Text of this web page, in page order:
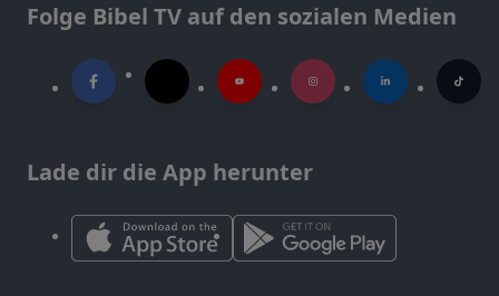
Folge Bibel TV auf den sozialen Medien
Lade dir die App herunter